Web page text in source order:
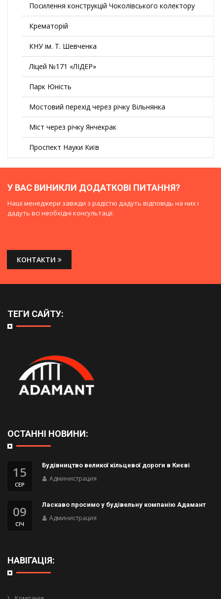
Посилення конструкцій Чоколівського колектору
Крематорій
КНУ ім. Т. Шевченка
Ліцей №171 «ЛІДЕР»
Парк Юність
Мостовий перехід через річку Вільнянка
Міст через річку Янчекрак
Проспект Науки Київ
У ВАС ВИНИКЛИ ДОДАТКОВІ ПИТАННЯ?
Наші менеджери завжди з радістю дадуть відповідь на них і
дадуть всі необхідні консультації.
КОНТАКТИ
ТЕГИ САЙТУ:
ОСТАННІ НОВИНИ:
15
СЕР
Будівництво великої кільцевої дороги в Києві
Администрация
09
СІЧ
Ласкаво просимо у будівельну компанію Адамант
Администрация
НАВІГАЦІЯ: